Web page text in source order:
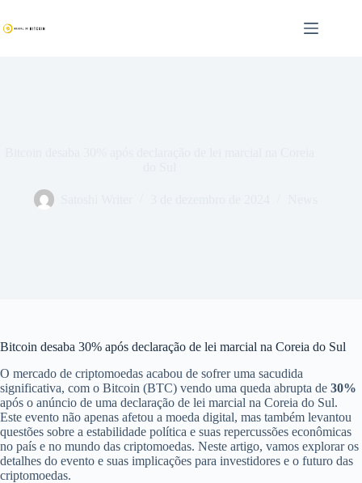
para
o
Bitcoin desaba 30% após declaração de lei marcial na Coreia do Sul
O mercado de criptomoedas acabou de sofrer uma sacudida
significativa, com o Bitcoin (BTC) vendo uma queda abrupta de 30%
após o anúncio de uma declaração de lei marcial na Coreia do Sul.
Este evento não apenas afetou a moeda digital, mas também levantou
questões sobre a estabilidade política e suas repercussões econômicas
no país e no mundo das criptomoedas. Neste artigo, vamos explorar os
detalhes do evento e suas implicações para investidores e o futuro das
criptomoedas.